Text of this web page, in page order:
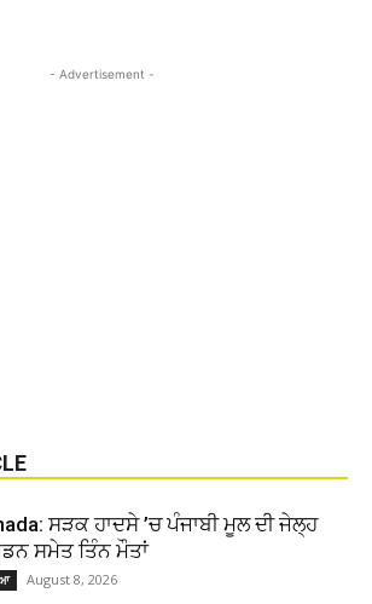
- Advertisement -
ਸੜਕ ਹਾਦਸੇ ’ਚ ਪੰਜਾਬੀ ਮੂਲ ਦੀ ਜੇਲ੍ਹ
ਸਮੇਤ ਤਿੰਨ ਮੌਤਾਂ
August 8, 2026